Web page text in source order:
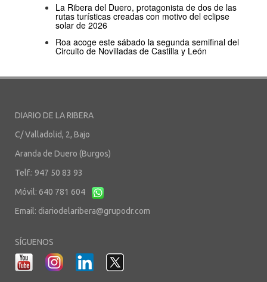
La Ribera del Duero, protagonista de dos de las
rutas turísticas creadas con motivo del eclipse
solar de 2026
Roa acoge este sábado la segunda semifinal del
Circuito de Novilladas de Castilla y León
DIARIO DE LA RIBERA
C/ Valladolid, 2, Bajo
Aranda de Duero (Burgos)
Telf.: 947 50 83 93
Móvil: 640 781 604
Email: diariodelaribera@grupodr.com
SÍGUENOS